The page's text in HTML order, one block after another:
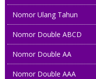
Nomor Ulang Tahun
Nomor Double ABCD
Nomor Double AA
Nomor Double AAA